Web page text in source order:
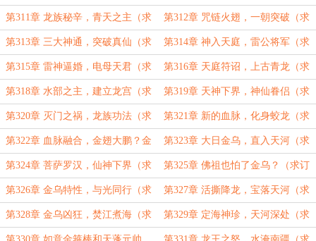
阅） 订阅）
第311章 龙族秘辛，青天之主（求
订阅）
第312章 咒链火翅，一朝突破（求
订阅）
第313章 三大神通，突破真仙（求
订阅）
第314章 神入天庭，雷公将军（求
订阅）
第315章 雷神逼婚，电母天君（求
订阅）
第316章 天庭符诏，上古青龙（求
订阅）
第318章 水部之主，建立龙宫（求
订阅）
第319章 天神下界，神仙眷侣（求
订阅）
第320章 灭门之祸，龙族功法（求
订阅）
第321章 新的血脉，化身蛟龙（求
订阅）
第322章 血脉融合，金翅大鹏？金
乌？（求订阅）
第323章 大日金乌，直入天河（求
订阅）
第324章 菩萨罗汉，仙神下界（求
订阅）
第325章 佛祖也怕了金乌？（求订
阅）
第326章 金乌特性，与光同行（求
订阅）
第327章 活撕降龙，宝落天河（求
订阅）
第328章 金乌凶狂，焚江煮海（求
订阅）
第329章 定海神珍，天河深处（求
订阅）